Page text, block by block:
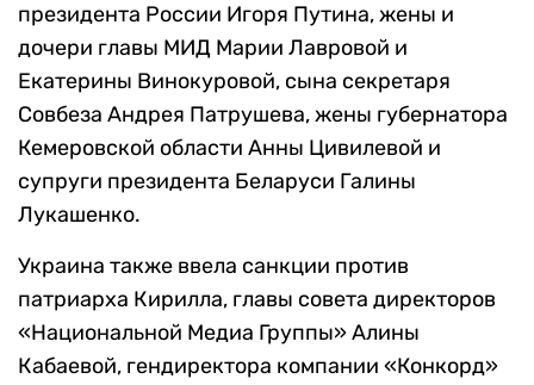
президента России Игоря Путина, жены и
дочери главы МИД Марии Лавровой и
Екатерины Винокуровой, сына секретаря
Совбеза Андрея Патрушева, жены губернатора
Кемеровской области Анны Цивилевой и
супруги президента Беларуси Галины
Лукашенко.
Украина также ввела санкции против
патриарха Кирилла, главы совета директоров
«Национальной Медиа Группы» Алины
Кабаевой, гендиректора компании «Конкорд»